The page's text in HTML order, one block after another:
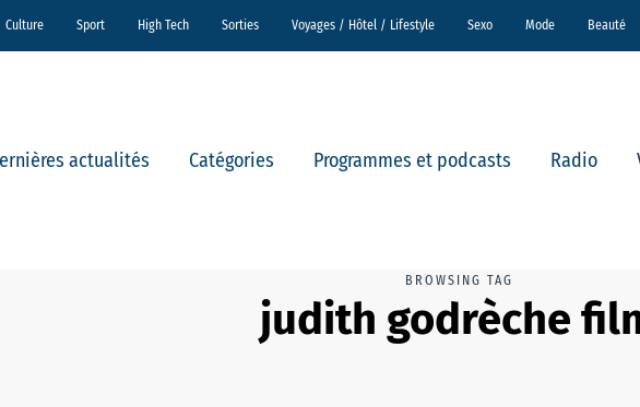
Culture Sport High Tech Sorties Voyages / Hôtel / Lifestyle Sexo Mode Beauté
actualités Catégories Programmes et podcasts Radio
BROWSING TAG
judith godrèche